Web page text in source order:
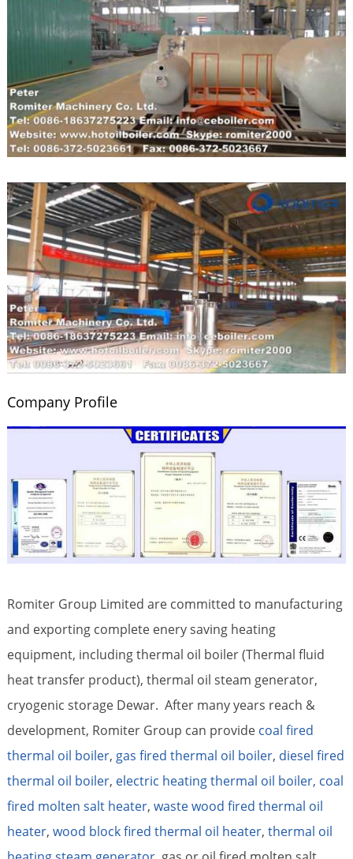
Company Profile
Romiter Group Limited are committed to manufacturing
and exporting complete enery saving heating
equipment, including thermal oil boiler (Thermal fluid
heat transfer product), thermal oil steam generator,
cryogenic storage Dewar. After many years reach &
development, Romiter Group can provide coal fired
thermal oil boiler, gas fired thermal oil boiler, diesel fired
thermal oil boiler, electric heating thermal oil boiler, coal
fired molten salt heater, waste wood fired thermal oil
heater, wood block fired thermal oil heater, thermal oil